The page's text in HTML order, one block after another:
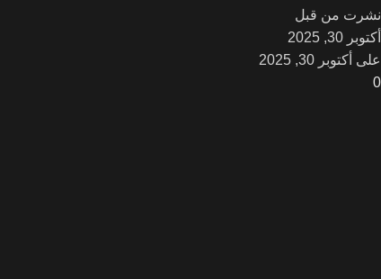
نشرت من قبل
أكتوبر 30, 2025
على أكتوبر 30, 2025
0